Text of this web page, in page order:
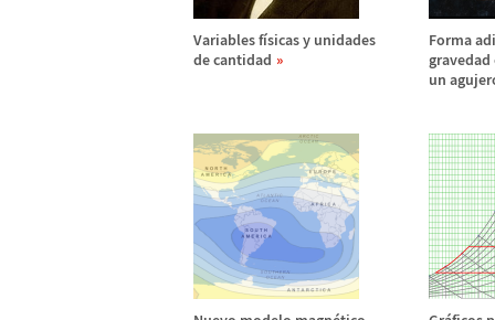
Variables físicas y unidades
de cantidad
Forma
gravedad
un